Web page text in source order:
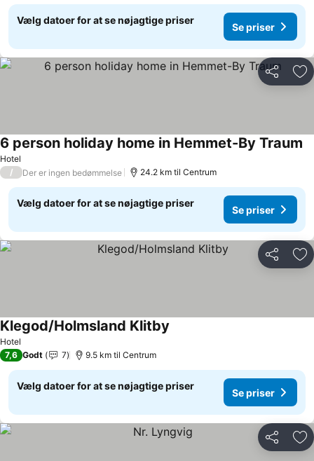
Vælg datoer for at se nøjagtige priser
Se priser
Del
Hotel
6 person holiday home in Hemmet-By Traum
/ Der er ingen bedømmelse 24.2 km til Centrum
Vælg datoer for at se nøjagtige priser
Se priser
Del
Hotel
Klegod/Holmsland Klitby
7,6 Godt 7 9.5 km til Centrum
Vælg datoer for at se nøjagtige priser
Se priser
Del